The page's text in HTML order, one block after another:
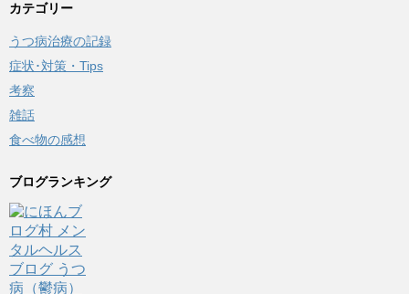
カテゴリー
うつ病治療の記録
症状･対策・Tips
考察
雑話
食べ物の感想
ブログランキング